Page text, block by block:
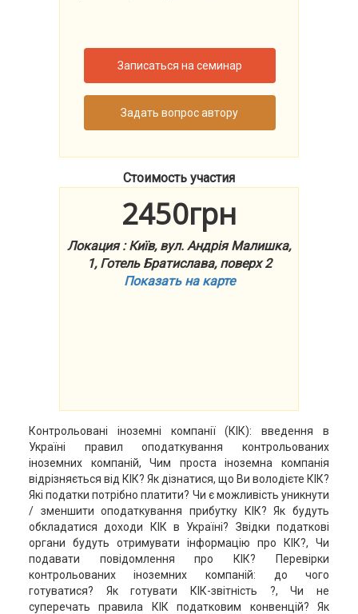
Записаться на семинар
Задать вопрос автору
Стоимость участия
2450грн
Локация : Київ, вул. Андрія Малишка,
1, Готель Братислава, поверх 2
Показать на карте
Контрольовані іноземні компанії (КІК): введення в
Україні правил оподаткування контрольованих
іноземних компаній, Чим проста іноземна компанія
відрізняється від КІК? Як дізнатися, що Ви володієте КІК?
Які податки потрібно платити? Чи є можливість уникнути
/ зменшити оподаткування прибутку КІК? Як будуть
обкладатися доходи КІК в Україні? Звідки податкові
органи будуть отримувати інформацію про КІК?, Чи
подавати повідомлення про КІК? Перевірки
контрольованих іноземних компаній: до чого
готуватися? Як готувати КІК-звітність ?, Чи не
суперечать правила КІК податковим конвенцій? Як